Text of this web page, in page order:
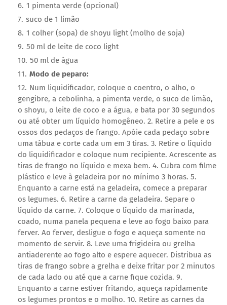
1 pimenta verde (opcional)
suco de 1 limão
1 colher (sopa) de shoyu light (molho de soja)
50 ml de leite de coco light
50 ml de água
Modo de peparo:
Num liquidificador, coloque o coentro, o alho, o
gengibre, a cebolinha, a pimenta verde, o suco de limão,
o shoyu, o leite de coco e a água, e bata por 30 segundos
ou até obter um líquido homogêneo. 2. Retire a pele e os
ossos dos pedaços de frango. Apóie cada pedaço sobre
uma tábua e corte cada um em 3 tiras. 3. Retire o líquido
do liquidificador e coloque num recipiente. Acrescente as
tiras de frango no líquido e mexa bem. 4. Cubra com filme
plástico e leve à geladeira por no mínimo 3 horas. 5.
Enquanto a carne está na geladeira, comece a preparar
os legumes. 6. Retire a carne da geladeira. Separe o
líquido da carne. 7. Coloque o líquido da marinada,
coado, numa panela pequena e leve ao fogo baixo para
ferver. Ao ferver, desligue o fogo e aqueça somente no
momento de servir. 8. Leve uma frigideira ou grelha
antiaderente ao fogo alto e espere aquecer. Distribua as
tiras de frango sobre a grelha e deixe fritar por 2 minutos
de cada lado ou até que a carne fique cozida. 9.
Enquanto a carne estiver fritando, aqueça rapidamente
os legumes prontos e o molho. 10. Retire as carnes da